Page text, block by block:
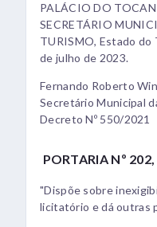
PALÁCIO DO
SECRETÁRIO
TURISMO, Estado do
de julho de 2023.
Fernando Roberto
Secretário Municipal
Decreto Nº 550/2021
PORTARIA Nº
"Dispõe sobre
licitatório e dá outras